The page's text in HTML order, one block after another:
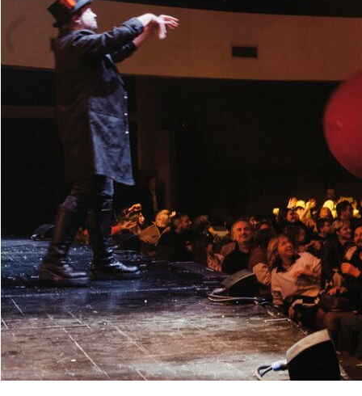
cartellone per un evento
26 aprile 2026
Artisti europei per
Come scegliere artisti
internazionale per gala,
Spettacolo bolle
Uno spettacolo bolle
rende perfetto per teatri
22 aprile 2026
Bubble artist: